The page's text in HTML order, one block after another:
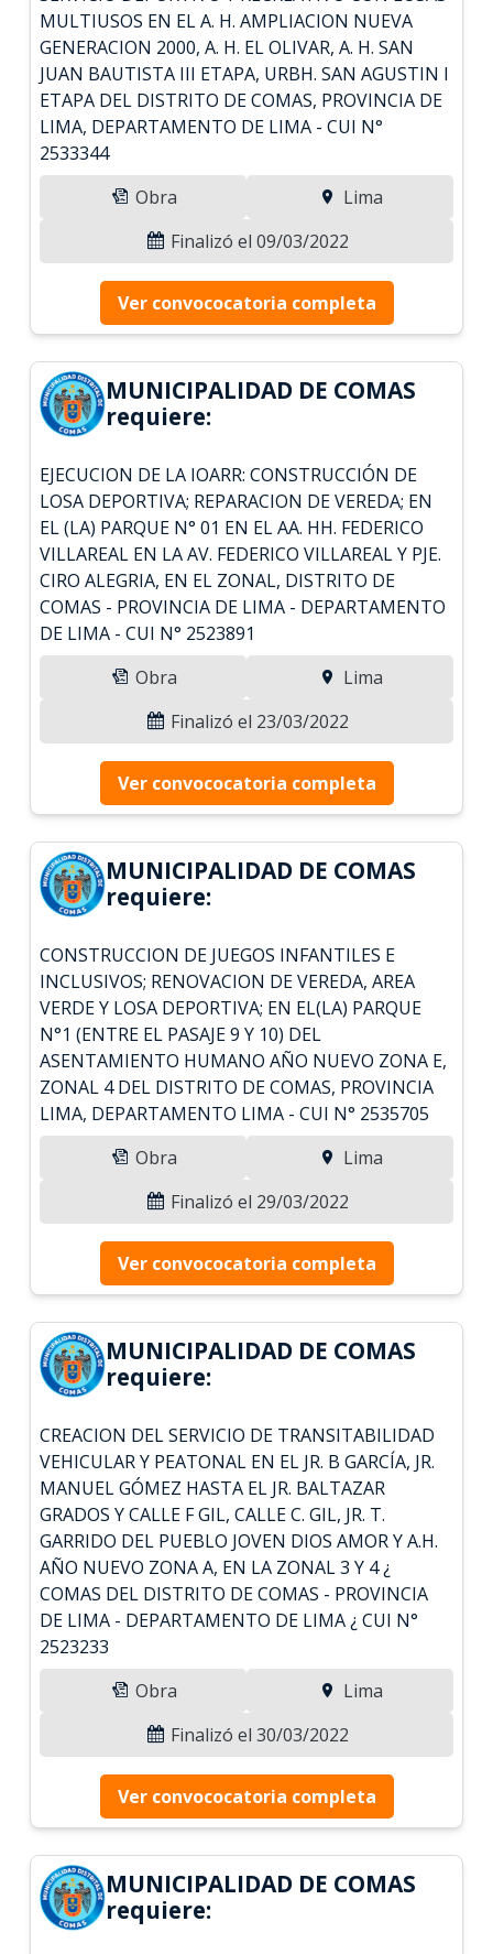
MULTIUSOS EN EL A. H. AMPLIACION NUEVA
GENERACION 2000, A. H. EL OLIVAR, A. H. SAN
JUAN BAUTISTA III ETAPA, URBH. SAN AGUSTIN I
ETAPA DEL DISTRITO DE COMAS, PROVINCIA DE
LIMA, DEPARTAMENTO DE LIMA - CUI N°
2533344
Obra
Lima
Finalizó el 09/03/2022
Ver convococatoria completa
MUNICIPALIDAD DE COMAS
requiere:
EJECUCION DE LA IOARR: CONSTRUCCIÓN DE
LOSA DEPORTIVA; REPARACION DE VEREDA; EN
EL (LA) PARQUE N° 01 EN EL AA. HH. FEDERICO
VILLAREAL EN LA AV. FEDERICO VILLAREAL Y PJE.
CIRO ALEGRIA, EN EL ZONAL, DISTRITO DE
COMAS - PROVINCIA DE LIMA - DEPARTAMENTO
DE LIMA - CUI N° 2523891
Obra
Lima
Finalizó el 23/03/2022
Ver convococatoria completa
MUNICIPALIDAD DE COMAS
requiere:
CONSTRUCCION DE JUEGOS INFANTILES E
INCLUSIVOS; RENOVACION DE VEREDA, AREA
VERDE Y LOSA DEPORTIVA; EN EL(LA) PARQUE
N°1 (ENTRE EL PASAJE 9 Y 10) DEL
ASENTAMIENTO HUMANO AÑO NUEVO ZONA E,
ZONAL 4 DEL DISTRITO DE COMAS, PROVINCIA
LIMA, DEPARTAMENTO LIMA - CUI N° 2535705
Obra
Lima
Finalizó el 29/03/2022
Ver convococatoria completa
MUNICIPALIDAD DE COMAS
requiere:
CREACION DEL SERVICIO DE TRANSITABILIDAD
VEHICULAR Y PEATONAL EN EL JR. B GARCÍA, JR.
MANUEL GÓMEZ HASTA EL JR. BALTAZAR
GRADOS Y CALLE F GIL, CALLE C. GIL, JR. T.
GARRIDO DEL PUEBLO JOVEN DIOS AMOR Y A.H.
AÑO NUEVO ZONA A, EN LA ZONAL 3 Y 4 ¿
COMAS DEL DISTRITO DE COMAS - PROVINCIA
DE LIMA - DEPARTAMENTO DE LIMA ¿ CUI N°
2523233
Obra
Lima
Finalizó el 30/03/2022
Ver convococatoria completa
MUNICIPALIDAD DE COMAS
requiere: